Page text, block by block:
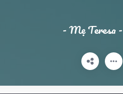
- Mẹ Teresa -